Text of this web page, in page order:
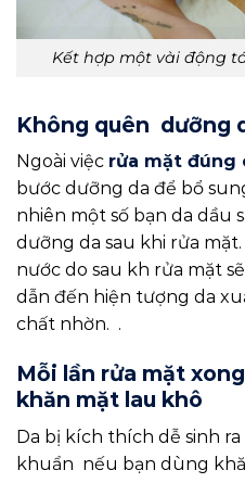
Kết hợp một vài động
Không quên dưỡng
Ngoài việc rửa mặt đúng
bước dưỡng da để bổ
nhiên một số bạn da dầu
dưỡng da sau khi rửa
nước do sau kh rửa mặt
dẫn đến hiện tượng da
chất nhờn. .
Mỗi lần rửa mặt
khăn mặt lau khô
Da bị kích thích dễ sinh ra
khuẩn nếu bạn dùng